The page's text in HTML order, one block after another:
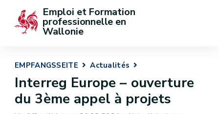
Emploi et Formation
professionnelle en
Wallonie
EMPFANGSSEITE Actualités
Interreg Europe – ouverture
du 3ème appel à projets